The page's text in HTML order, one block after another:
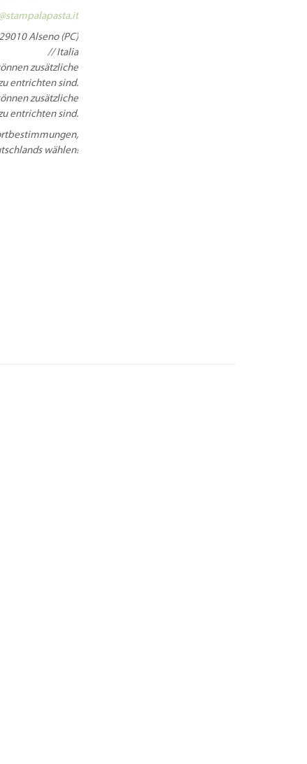
Alseno (PC)
// Italia
zusätzliche
entrichten sind.
zusätzliche
entrichten sind.
wählen!